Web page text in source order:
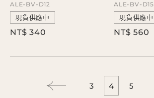
ALE-BV-D12
現貨供應中
NT$ 340
ALE-BV-D15
現貨供應中
NT$ 560
3 4 5